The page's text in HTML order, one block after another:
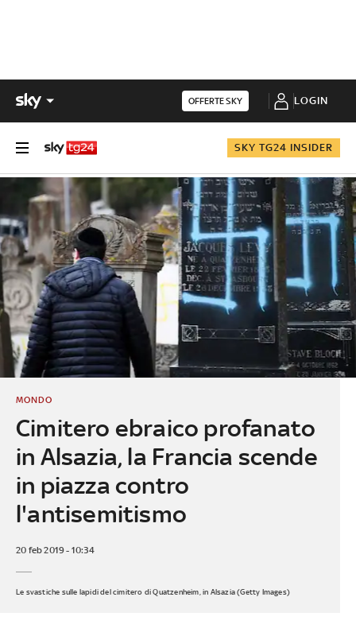
OFFERTE SKY LOGIN
SKY TG24 INSIDER
Cimitero ebraico profanato
in Alsazia, la Francia scende
in piazza contro
l'antisemitismo
MONDO
20 feb 2019 - 10:34
Le svastiche sulle lapidi del cimitero di Quatzenheim, in Alsazia (Getty Images)